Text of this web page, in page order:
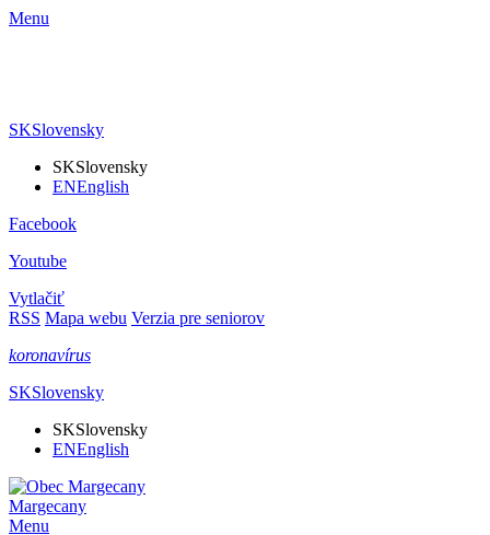
Menu
SKSlovensky
SKSlovensky
ENEnglish
Facebook
Youtube
Vytlačiť
RSS Mapa webu Verzia pre seniorov
koronavírus
SKSlovensky
SKSlovensky
ENEnglish
Margecany
Menu